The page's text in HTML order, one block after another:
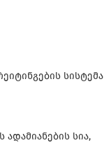
სისტემა
სია,